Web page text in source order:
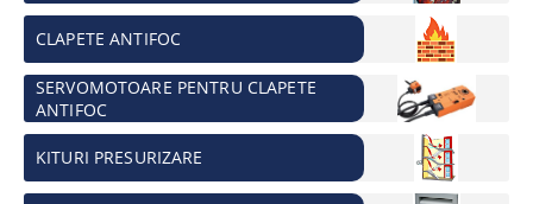
CLAPETE ANTIFOC
SERVOMOTOARE PENTRU CLAPETE
ANTIFOC
KITURI PRESURIZARE